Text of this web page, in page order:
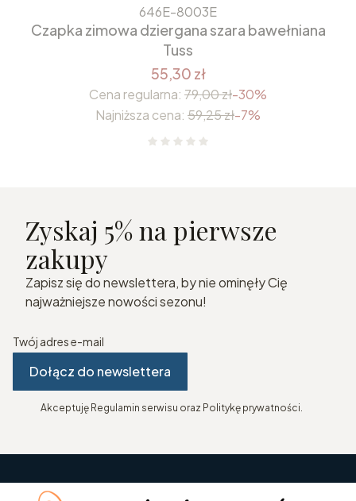
646E-8003E
Czapka zimowa dziergana szara bawełniana
Tuss
55,30 zł
Cena regularna: 79,00 zł-30%
Najniższa cena: 59,25 zł-7%
Zyskaj 5% na pierwsze
zakupy
Zapisz się do newslettera, by nie ominęły Cię
najważniejsze nowości sezonu!
Twój adres e-mail
Dołącz do newslettera
Akceptuję Regulamin serwisu oraz Politykę prywatności.